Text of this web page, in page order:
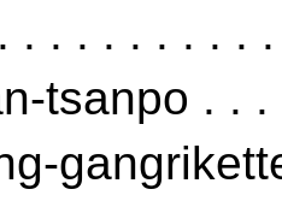
. . . . . . . . . .
tsanpo . . .